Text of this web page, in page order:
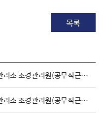
목록
국립3˙15민주묘지관리소 조경관리원(공무직근로자) 채용 공고
국립3˙15민주묘지관리소 조경관리원(공무직근로자) 채용 공고